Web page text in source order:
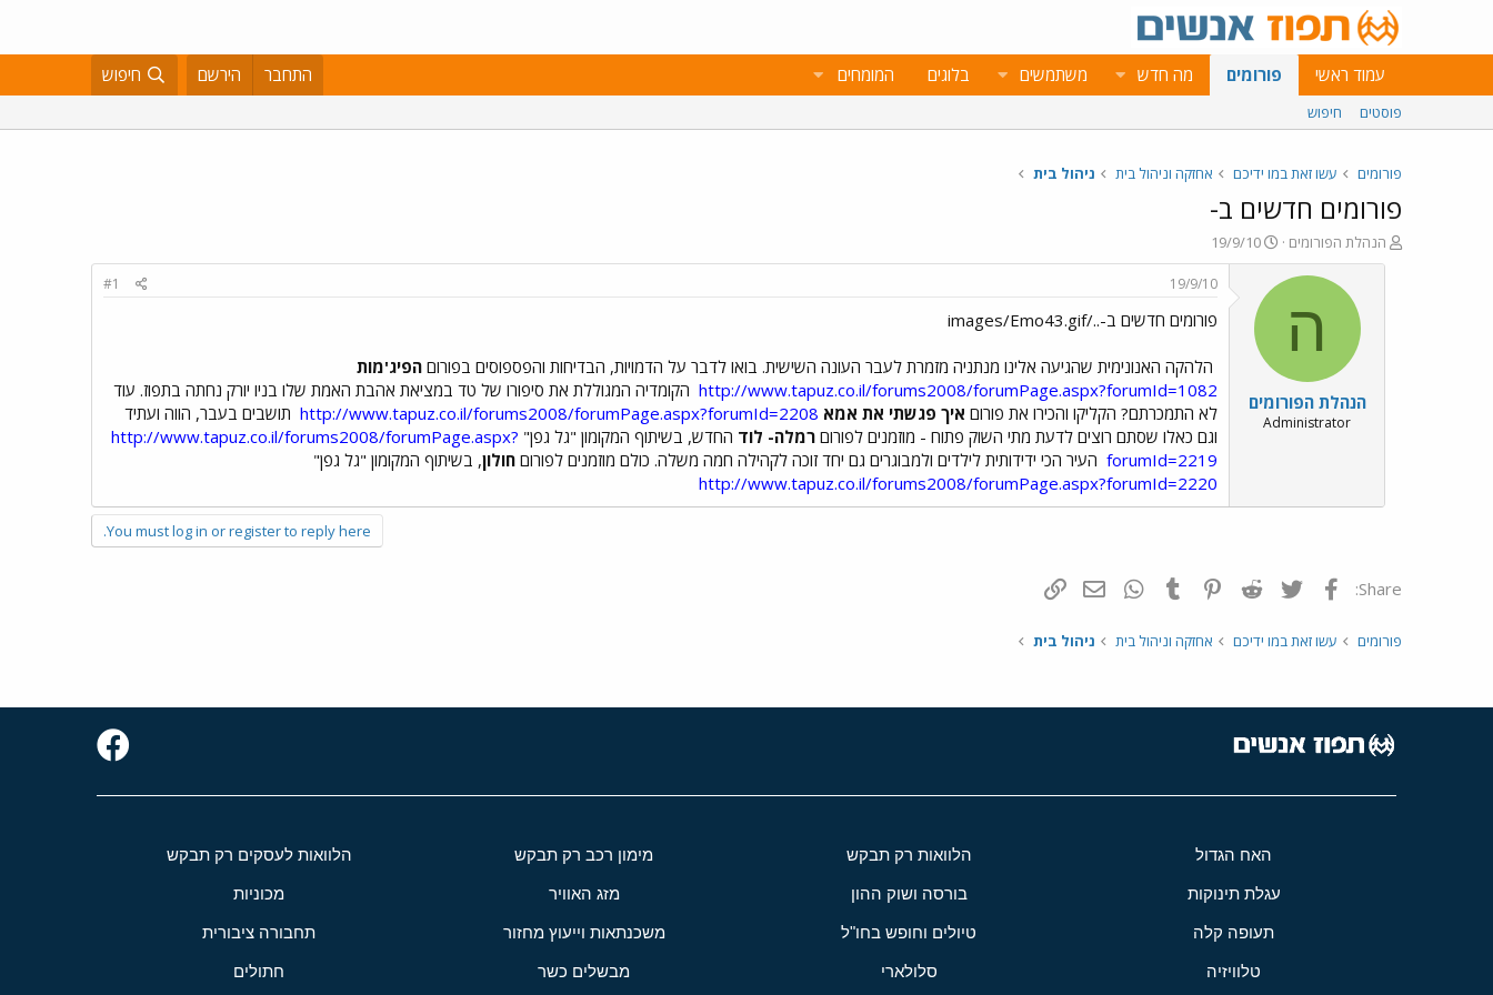
עמוד ראשי פורומים מה חדש משתמשים בלוגים המומחים התחבר הירשם חיפוש
פוסטים חיפוש
פורומים עשו זאת במו ידיכם אחזקה וניהול בית ניהול בית
פורומים חדשים ב-
פ
ו
הנהלת הפורומים
פ
ו
ס
ם
ב
ת
ר
19/9/10
ה
הנהלת הפורומים
Administrator
19/9/10
#1
פורומים חדשים ב-../images/Emo43.gif
הלהקה האנונימית שהגיעה אלינו מנתניה מזמרת לעבר העונה השישית. בואו לדבר על הדמויות, הבדיחות והפספוסים בפורום הפיג'מות
http://www.tapuz.co.il/forums2008/forumPage.aspx?forumId=1082 הקומדיה המגוללת את סיפורו של טד במציאת אהבת האמת שלו בניו יורק נחתה בתפוז. עוד
לא התמכרתם? הקליקו והכירו את פורום איך פגשתי את אמא http://www.tapuz.co.il/forums2008/forumPage.aspx?forumId=2208 תושבים בעבר, הווה ועתיד
וגם כאלו שסתם רוצים לדעת מתי השוק פתוח - מוזמנים לפורום רמלה- לוד החדש, בשיתוף המקומון "גל גפן" http://www.tapuz.co.il/forums2008/forumPage.aspx?
forumId=2219 העיר הכי ידידותית לילדים ולמבוגרים גם יחד זוכה לקהילה חמה משלה. כולם מוזמנים לפורום חולון, בשיתוף המקומון "גל גפן"
http://www.tapuz.co.il/forums2008/forumPage.aspx?forumId=2220
You must log in or register to reply here.
Share: פייסבוק Twitter
Reddit
Pinterest
Tumblr
WhatsAppדואר אלקטרוני
פורומים עשו זאת במו ידיכם אחזקה וניהול בית ניהול בית
האח הגדול הלוואות רק תבקש מימון רכב רק תבקש הלוואות לעסקים רק תבקש
עגלת תינוקות בורסה ושוק ההון מזג האוויר מכוניות
תעופה קלה טיולים וחופש בחו"ל משכנתאות וייעוץ מחזור תחבורה ציבורית
טלוויזיה סלולארי מבשלים כשר חתולים